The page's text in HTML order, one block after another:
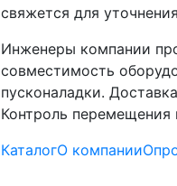
свяжется для
Инженеры компании
совместимость
пусконаладки.
Контроль перемещения
КаталогО компании